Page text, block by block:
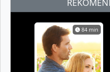
84 min